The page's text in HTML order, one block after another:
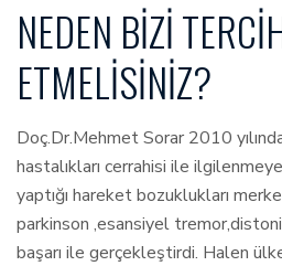
NEDEN BIZI
ETMELISINIZ?
Doç.Dr.Mehmet Sorar 2010
hastalıkları cerrahisi ile
yaptığı hareket bozuklukları
parkinson ,esansiyel tremor,distoni
başarı ile gerçekleştirdi. Halen